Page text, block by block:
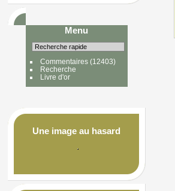
Menu
Commentaires(12403)
Recherche
Livre d'or
Une image au hasard